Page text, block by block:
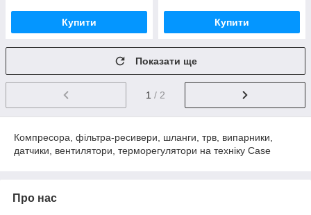
Купити Купити
Показати ще
1 / 2
Компресора, фільтра-ресивери, шланги, трв, випарники,
датчики, вентилятори, терморегулятори на техніку Case
Про нас